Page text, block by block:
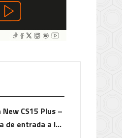
New CS15 Plus –
de entrada a la